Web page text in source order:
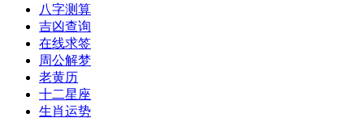
八字测算
吉凶查询
在线求签
周公解梦
老黄历
十二星座
生肖运势